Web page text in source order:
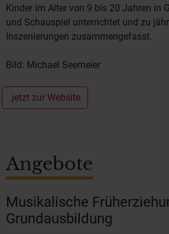
Kinder im Alter von 9 bis 20 Jahren in
und Schauspiel unterrichtet und zu
Inszenierungen zusammengefasst.
Bild: Michael Seemeier
.jetzt zur Website
Angebote
Musikalische
Grundausbildung